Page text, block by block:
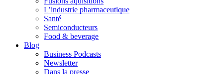
L’industrie pharmaceutique
Santé
Semiconducteurs
Food & beverage
Blog
Business Podcasts
Newsletter
Dans la presse